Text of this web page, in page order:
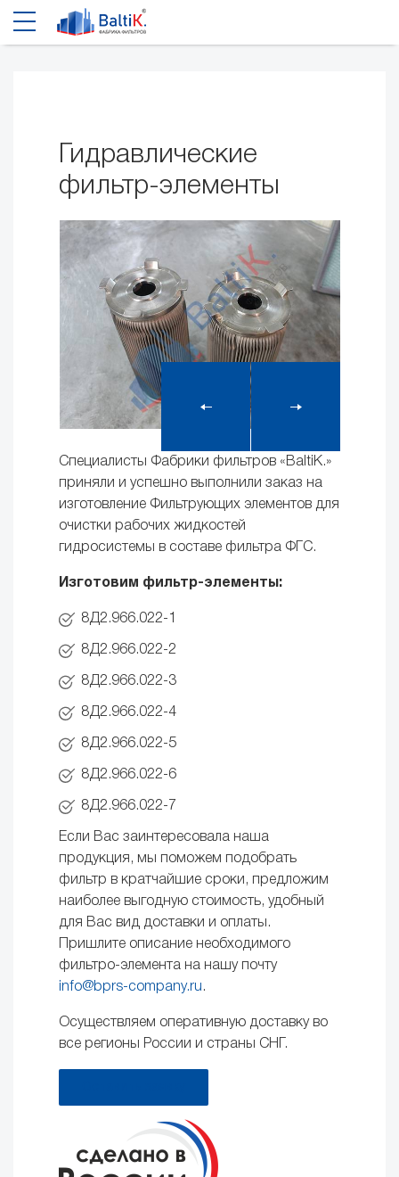
Гидравлические
фильтр-элементы
Специалисты Фабрики фильтров «BaltiK.»
приняли и успешно выполнили заказ на
изготовление Фильтрующих элементов для
очистки рабочих жидкостей
гидросистемы в составе фильтра ФГС.
Изготовим фильтр-элементы:
8Д2.966.022-1
8Д2.966.022-2
8Д2.966.022-3
8Д2.966.022-4
8Д2.966.022-5
8Д2.966.022-6
8Д2.966.022-7
Если Вас заинтересовала наша
продукция, мы поможем подобрать
фильтр в кратчайшие сроки, предложим
наиболее выгодную стоимость, удобный
для Вас вид доставки и оплаты.
Пришлите описание необходимого
фильтро-элемента на нашу почту
info@bprs-company.ru .
Осуществляем оперативную доставку во
все регионы России и страны СНГ.